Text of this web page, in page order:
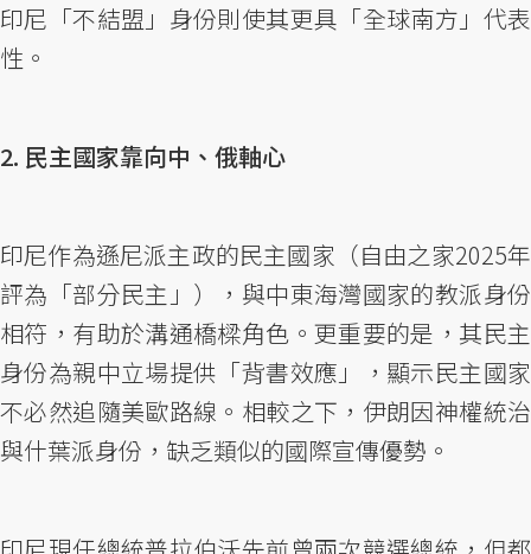
印尼「不結盟」身份則使其更具「全球南方」代表
性。
2. 民主國家靠向中、俄軸心
印尼作為遜尼派主政的民主國家（自由之家2025年
評為「部分民主」），與中東海灣國家的教派身份
相符，有助於溝通橋樑角色。更重要的是，其民主
身份為親中立場提供「背書效應」，顯示民主國家
不必然追隨美歐路線。相較之下，伊朗因神權統治
與什葉派身份，缺乏類似的國際宣傳優勢。